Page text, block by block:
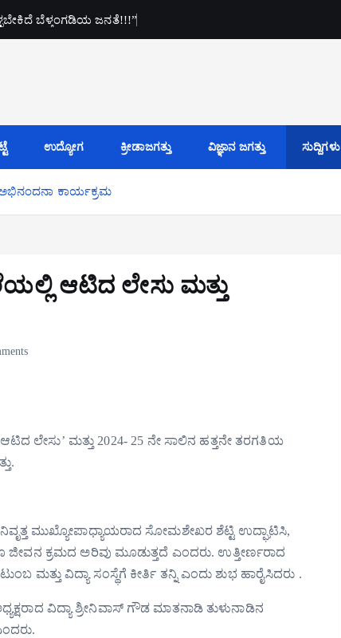
ಬೆಳ್ತಂಗಡಿಯ ಜನತೆ!!!”
ಉದ್ಯೋಗ ಕ್ರೀಡಾಜಗತ್ತು ವಿಜ್ಞಾನ ಜಗತ್ತು ಸುದ್ದಿಗಳು
ಕಾರ್ಯಕ್ರಮ
ಆಟಿದ ಲೇಸು ಮತ್ತು
ಲೇಸು’ ಮತ್ತು 2024- 25 ನೇ ಸಾಲಿನ ಹತ್ತನೇ ತರಗತಿಯ
ನಿವೃತ್ತ ಮುಖ್ಯೋಪಾಧ್ಯಾಯರಾದ ಸೋಮಶೇಖರ ಶೆಟ್ಟಿ ಉದ್ಘಾಟಿಸಿ,
ಕ್ರಮದ ಅರಿವು ಮೂಡುತ್ತದೆ ಎಂದರು. ಉತ್ತೀರ್ಣರಾದ
ಮತ್ತು ವಿದ್ಯಾ ಸಂಸ್ಥೆಗೆ ಕೀರ್ತಿ ತನ್ನಿ ಎಂದು ಶುಭ ಹಾರೈಸಿದರು .
ವಿದ್ಯಾ ಶ್ರೀನಿವಾಸ್ ಗೌಡ ಮಾತನಾಡಿ ತುಳುನಾಡಿನ